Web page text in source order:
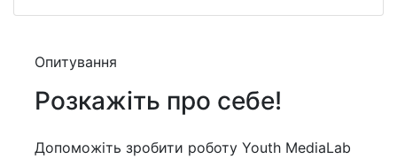
Опитування
Розкажіть про себе!
Допоможіть зробити роботу Youth MediaLab